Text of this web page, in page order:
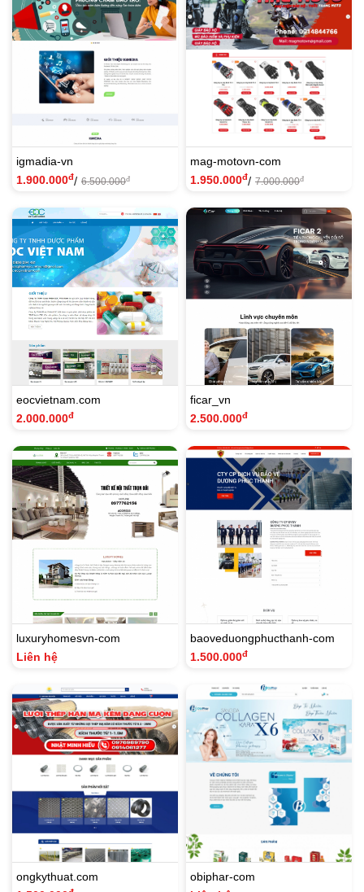
igmadia-vn
1.900.000đ/ 6.500.000đ
mag-motovn-com
1.950.000đ/ 7.000.000đ
eocvietnam.com
2.000.000đ
ficar_vn
2.500.000đ
luxuryhomesvn-com
Liên hệ
baoveduongphucthanh-com
1.500.000đ
ongkythuat.com
obiphar-com